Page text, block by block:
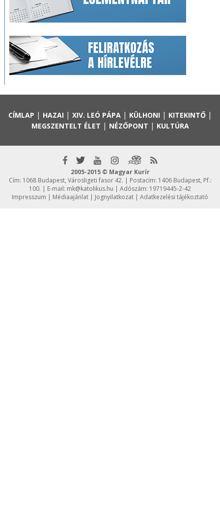
CÍMLAP | HAZAI | XIV. LEÓ PÁPA| KÜLHONI | KITEKINTŐ|
MEGSZENTELT ÉLET | NÉZŐPONT | KULTÚRA
2005-2015 © Magyar Kurír
Cím: 1068 Budapest, Városligeti fasor 42. | Postacím: 1406 Budapest, Pf.:
100. | E-mail: mk@katolikus.hu | Adószám: 19719445-2-42
Impresszum | Médiaajánlat | Jognyilatkozat | Adatkezelési tájékoztató